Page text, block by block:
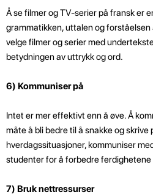
Å se filmer og TV-serier på fransk er
grammatikken, uttalen og forståelsen
velge filmer og serier med
betydningen av uttrykk og ord.
6) Kommuniser på
Intet er mer effektivt enn å øve. Å
måte å bli bedre til å snakke og skrive
hverdagssituasjoner, kommuniser
studenter for å forbedre ferdighetene
7) Bruk nettressurser